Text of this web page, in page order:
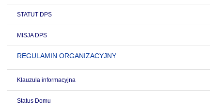
STATUT DPS
MISJA DPS
REGULAMIN ORGANIZACYJNY
Klauzula informacyjna
Status Domu